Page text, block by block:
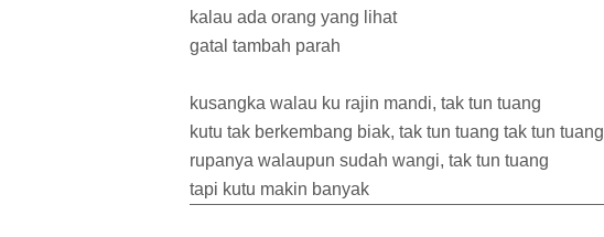
kalau ada orang yang lihat
gatal tambah parah
kusangka walau ku rajin mandi, tak tun tuang
kutu tak berkembang biak, tak tun tuang tak tun tuang
rupanya walaupun sudah wangi, tak tun tuang
tapi kutu makin banyak